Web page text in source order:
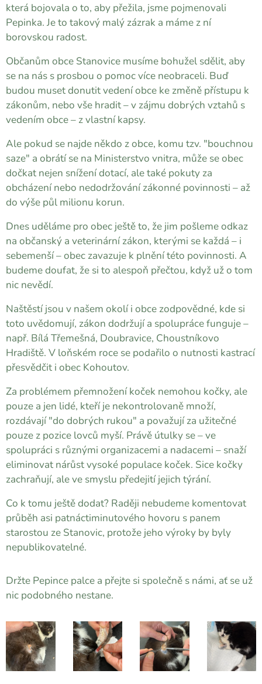
která bojovala o to, aby přežila, jsme pojmenovali
Pepinka. Je to takový malý zázrak a máme z ní
borovskou radost.
Občanům obce Stanovice musíme bohužel sdělit, aby
se na nás s prosbou o pomoc více neobraceli. Buď
budou muset donutit vedení obce ke změně přístupu k
zákonům, nebo vše hradit – v zájmu dobrých vztahů s
vedením obce – z vlastní kapsy.
Ale pokud se najde někdo z obce, komu tzv. "bouchnou
saze" a obrátí se na Ministerstvo vnitra, může se obec
dočkat nejen snížení dotací, ale také pokuty za
obcházení nebo nedodržování zákonné povinnosti – až
do výše půl milionu korun.
Dnes uděláme pro obec ještě to, že jim pošleme odkaz
na občanský a veterinární zákon, kterými se každá – i
sebemenší – obec zavazuje k plnění této povinnosti. A
budeme doufat, že si to alespoň přečtou, když už o tom
nic nevědí.
Naštěstí jsou v našem okolí i obce zodpovědné, kde si
toto uvědomují, zákon dodržují a spolupráce funguje –
např. Bílá Třemešná, Doubravice, Choustníkovo
Hradiště. V loňském roce se podařilo o nutnosti kastrací
přesvědčit i obec Kohoutov.
Za problémem přemnožení koček nemohou kočky, ale
pouze a jen lidé, kteří je nekontrolovaně množí,
rozdávají "do dobrých rukou" a považují za užitečné
pouze z pozice lovců myší. Právě útulky se – ve
spolupráci s různými organizacemi a nadacemi – snaží
eliminovat nárůst vysoké populace koček. Sice kočky
zachraňují, ale ve smyslu předejití jejich týrání.
Co k tomu ještě dodat? Raději nebudeme komentovat
průběh asi patnáctiminutového hovoru s panem
starostou ze Stanovic, protože jeho výroky by byly
nepublikovatelné.
Držte Pepince palce a přejte si společně s námi, ať se už
nic podobného nestane.